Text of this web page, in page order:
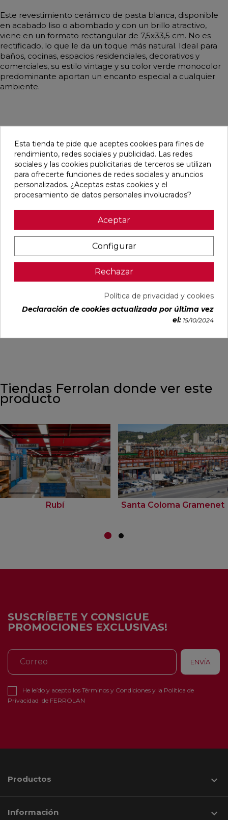
Este revestimiento cerámico de pasta blanca, disponible
en acabado liso o abombado y con un brillo atractivo,
viene en un formato rectangular de 7,5x33,5 cm. No es
rectificado, lo que le da un toque más natural. Ideal para
baños, cocinas, espacios residenciales, decorativos y
comerciales, su estilo vintage y su color verde monocolor
predominante aportan un encanto especial a cualquier
ambiente.
BLANCO
RECTIFICADO
favorite
BLANCO
RECTIFICADO
Baldocer
62,80 €
favorite
IMPULSE
WHITE MATE
31,6X100
RECTIFICADO
Ref:
36,18 €
incl.)
favorite
AUSTRAL
29,5X59,5
incl.)
VER MÁS
Tiendas Ferrolan donde ver este
producto
Rubí Santa Coloma Gramenet
SUSCRÍBETE Y CONSIGUE
PROMOCIONES EXCLUSIVAS!
He leído y acepto los Términos y Condiciones y la Política de
Privacidad de FERROLAN
Productos 
Información 
Esta tienda te pide que aceptes cookies para fines de
rendimiento, redes sociales y publicidad. Las redes
sociales y las cookies publicitarias de terceros se utilizan
para ofrecerte funciones de redes sociales y anuncios
personalizados. ¿Aceptas estas cookies y el
procesamiento de datos personales involucrados?
Aceptar
Configurar
Rechazar
Política de privacidad y cookies
Declaración de cookies actualizada por última vez
el: 15/10/2024